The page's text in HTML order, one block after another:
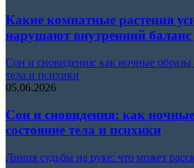
Какие комнатные растения
нарушают внутренний баланс
Сон и сновидения: как ночные образы
тела и психики
05.06.2026
Сон и сновидения: как
состояние тела и психики
Линия судьбы на руке: что может